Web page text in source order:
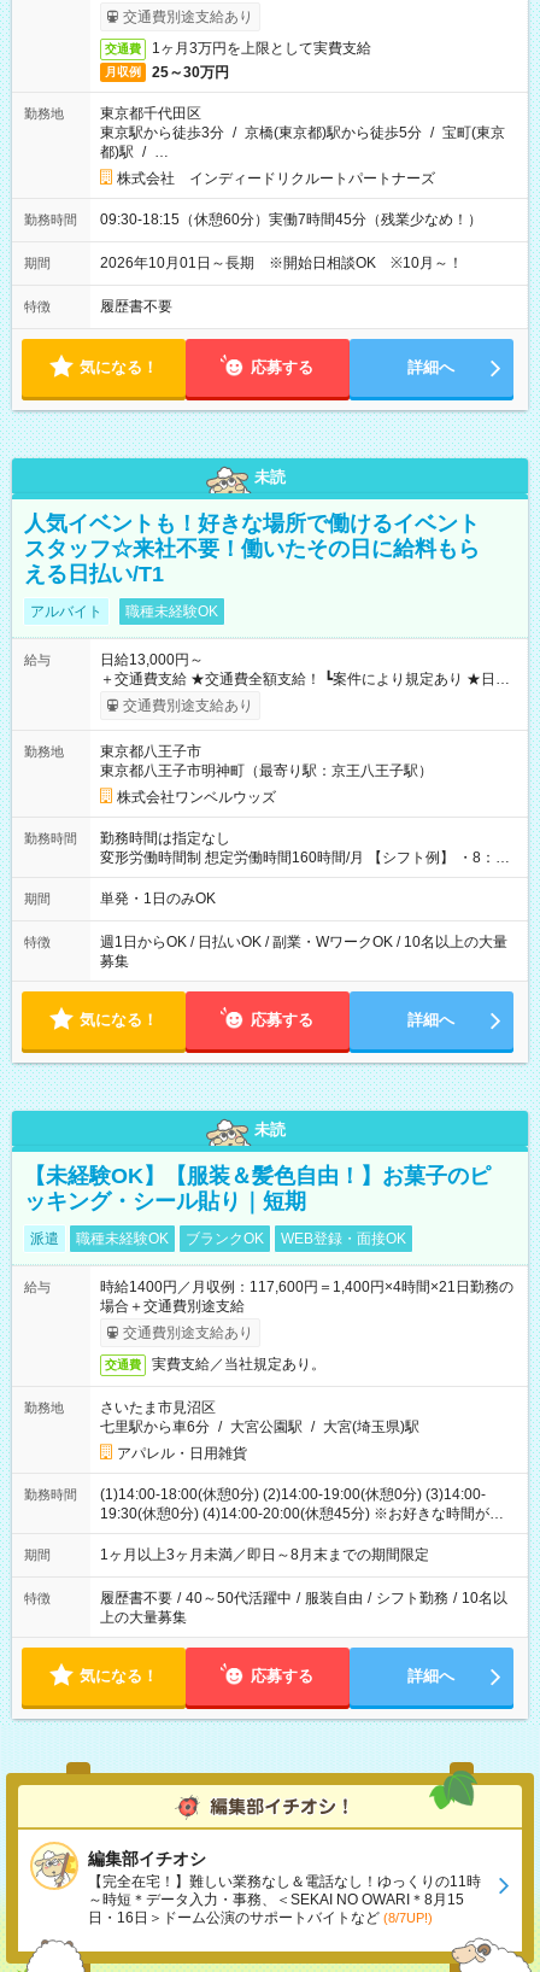
受取りサービス利用可（利用条件有）
交通費別途支給あり
交通費 1ヶ月3万円を上限として実費支給
月収例 25～30万円
勤務地
東京都千代田区
東京駅から徒歩3分 / 京橋(東京都)駅から徒歩5分 / 宝町(東京
都)駅 / …
株式会社 インディードリクルートパートナーズ
勤務時間 09:30-18:15（休憩60分）実働7時間45分（残業少なめ！）
期間 2026年10月01日～長期 ※開始日相談OK ※10月～！
特徴 履歴書不要
気になる！ 応募する 詳細へ
未読
人気イベントも！好きな場所で働けるイベント
スタッフ☆来社不要！働いたその日に給料もら
える日払い/T1
アルバイト 職種未経験OK
給与
日給13,000円～
＋交通費支給 ★交通費全額支給！ ┗案件により規定あり ★日払
いOK！（規定あり） ┗働いたその日に現金GET♪ お仕事後はコ
ンビニATMから 日払い分を引き落とせます！ 【試用期間】試
交通費別途支給あり
勤務地
東京都八王子市
東京都八王子市明神町（最寄り駅：京王八王子駅）
株式会社ワンベルウッズ
勤務時間
勤務時間は指定なし
変形労働時間制 想定労働時間160時間/月 【シフト例】 ・8：00
～21：00
期間 単発・1日のみOK
特徴
週1日からOK / 日払いOK / 副業・WワークOK / 10名以上の大量
募集
気になる！ 応募する 詳細へ
未読
【未経験OK】【服装＆髪色自由！】お菓子のピ
ッキング・シール貼り｜短期
派遣 職種未経験OK ブランクOK WEB登録・面接OK
給与
時給1400円／月収例：117,600円＝1,400円×4時間×21日勤務の
場合＋交通費別途支給
交通費別途支給あり
交通費 実費支給／当社規定あり。
勤務地
さいたま市見沼区
七里駅から車6分 / 大宮公園駅 / 大宮(埼玉県)駅
アパレル・日用雑貨
勤務時間
(1)14:00-18:00(休憩0分) (2)14:00-19:00(休憩0分) (3)14:00-
19:30(休憩0分) (4)14:00-20:00(休憩45分) ※お好きな時間が選べ
ます
期間 1ヶ月以上3ヶ月未満／即日～8月末までの期間限定
特徴 履歴書不要 / 40～50代活躍中 / 服装自由 / シフト勤務 / 10名以
上の大量募集
気になる！ 応募する 詳細へ
編集部イチオシ
【完全在宅！】難しい業務なし＆電話なし！ゆっくりの11時
～時短＊データ入力・事務、＜SEKAI NO OWARI＊8月15
日・16日＞ドーム公演のサポートバイトなど (8/7UP!)